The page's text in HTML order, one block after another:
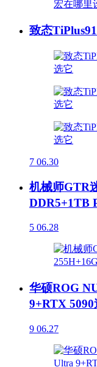
致态
7 06.30
机械师GTR
DDR5+1TB
5 06.28
华硕ROG
9+RTX
9 06.27